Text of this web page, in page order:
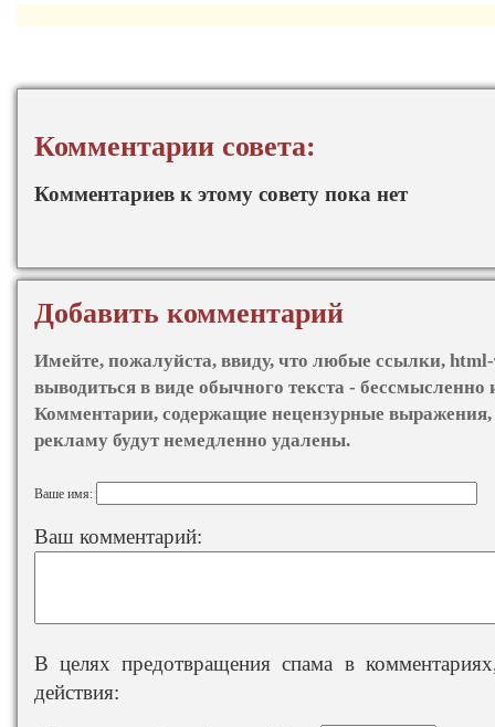
Комментарии совета:
Комментариев к этому совету пока нет
Добавить комментарий
Имейте, пожалуйста, ввиду, что любые ссылки,
выводиться в виде обычного текста - бессмысленно
Комментарии, содержащие нецензурные
рекламу будут немедленно удалены.
Ваше имя:
Ваш комментарий:
В целях предотвращения спама в
действия: